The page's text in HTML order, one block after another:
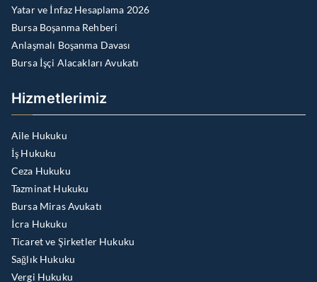
Yatar ve İnfaz Hesaplama 2026
Bursa Boşanma Rehberi
Anlaşmalı Boşanma Davası
Bursa İşçi Alacakları Avukatı
Hizmetlerimiz
Aile Hukuku
İş Hukuku
Ceza Hukuku
Tazminat Hukuku
Bursa Miras Avukatı
İcra Hukuku
Ticaret ve Şirketler Hukuku
Sağlık Hukuku
Vergi Hukuku